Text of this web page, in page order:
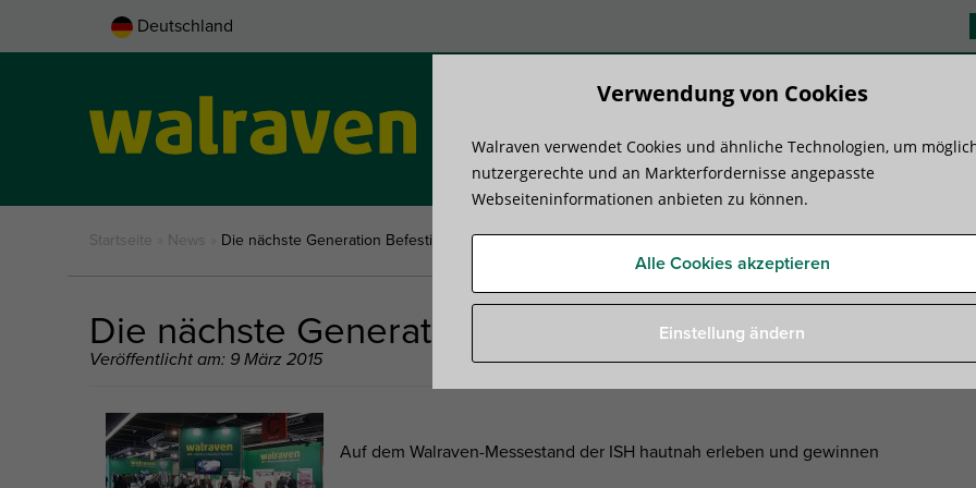
Deutschland
Produktsysteme Know-how
Startseite News Die nächste Generation Befestigungstechnik zum Ausprobieren
Die nächste Generation Befestigungstechnik zum
Veröffentlicht am: 9 März 2015
Auf dem Walraven-Messestand der ISH hautnah erleben und gewinnen
Verwendung von Cookies
Walraven verwendet Cookies und ähnliche Technologien, um
nutzergerechte und an Markterfordernisse angepasste
Webseiteninformationen anbieten zu können.
Alle Cookies akzeptieren
Einstellung ändern